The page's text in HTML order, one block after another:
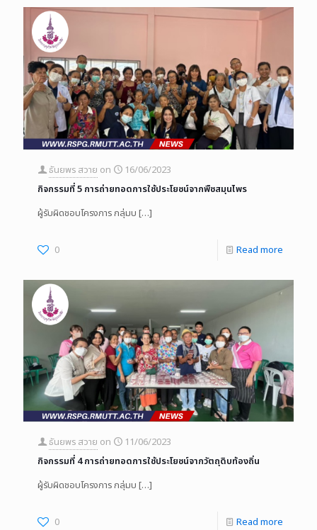
ธันยพร สวาย on
16/06/2023
กิจกรรมที่ 5 การถ่ายทอดการใช้ประโยชน์จากพืชสมุนไพร
ผู้รับผิดชอบโครงการ กลุ่มบ […]
0 Read more
ธันยพร สวาย on
11/06/2023
กิจกรรมที่ 4 การถ่ายทอดการใช้ประโยชน์จากวัตถุดิบท้องถิ่น
ผู้รับผิดชอบโครงการ กลุ่มบ […]
0 Read more